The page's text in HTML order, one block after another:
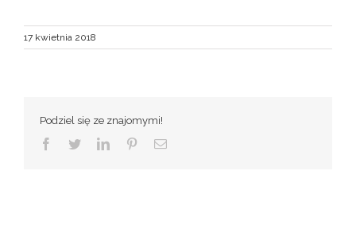
17 kwietnia 2018
Podziel się ze znajomymi!
Facebook
TwitterLinkedInPinterestEmail